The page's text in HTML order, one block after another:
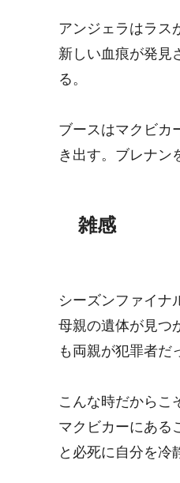
アンジェラはラス
新しい血痕が発見
る。
ブースはマクビカ
き出す。ブレナン
雑感
シーズンファイナ
母親の遺体が見つ
も両親が犯罪者だ
こんな時だからこ
マクビカーにある
と必死に自分を冷